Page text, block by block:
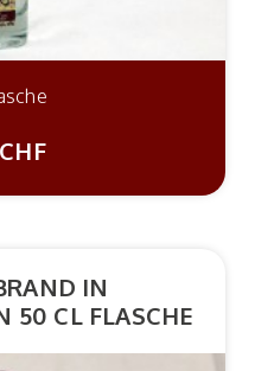
IN
50 CL FLASCHE